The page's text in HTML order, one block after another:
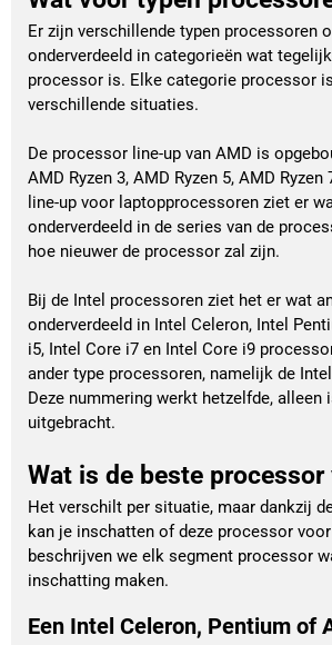
Er zijn verschillende typen processoren
onderverdeeld in categorieën wat
processor is. Elke categorie processor
verschillende situaties.
De processor line-up van AMD is
AMD Ryzen 3, AMD Ryzen 5, AMD
line-up voor laptopprocessoren ziet er
onderverdeeld in de series van de
hoe nieuwer de processor zal zijn.
Bij de Intel processoren ziet het er wat
onderverdeeld in Intel Celeron, Intel
i5, Intel Core i7 en Intel Core i9
ander type processoren, namelijk de
Deze nummering werkt hetzelfde,
uitgebracht.
Wat is de beste processor
Het verschilt per situatie, maar dankzij
kan je inschatten of deze processor
beschrijven we elk segment processor
inschatting maken.
Een Intel Celeron, Pentium of